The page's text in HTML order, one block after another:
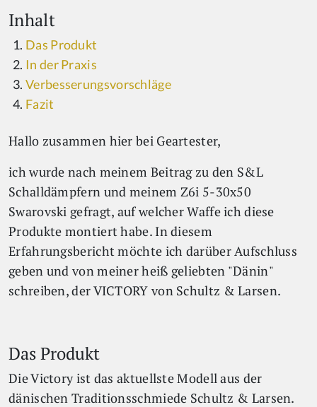
Inhalt
Das Produkt
In der Praxis
Verbesserungsvorschläge
Fazit
Hallo zusammen hier bei Geartester,
ich wurde nach meinem Beitrag zu den S&L
Schalldämpfern und meinem Z6i 5-30x50
Swarovski gefragt, auf welcher Waffe ich diese
Produkte montiert habe. In diesem
Erfahrungsbericht möchte ich darüber Aufschluss
geben und von meiner heiß geliebten "Dänin"
schreiben, der VICTORY von Schultz & Larsen.
Das Produkt
Die Victory ist das aktuellste Modell aus der
dänischen Traditionsschmiede Schultz & Larsen.